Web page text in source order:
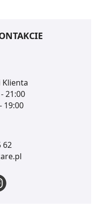
Klienta
21:00
19:00
62